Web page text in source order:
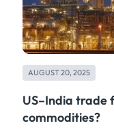
AUGUST 20, 2025
US–India trade
commodities?